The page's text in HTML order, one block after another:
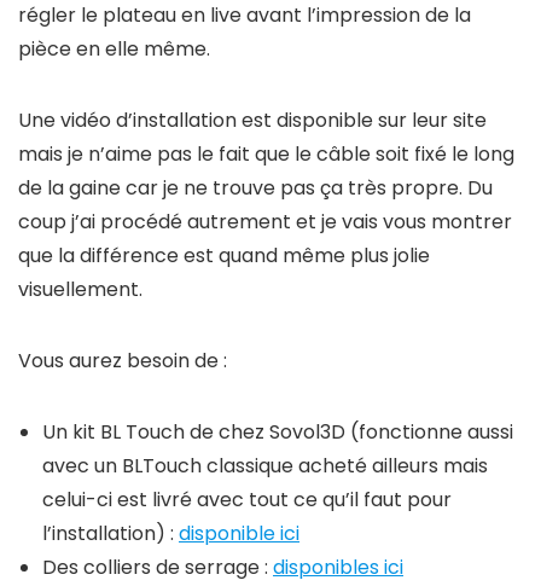
régler le plateau en live avant l’impression de la
pièce en elle même.
Une vidéo d’installation est disponible sur leur site
mais je n’aime pas le fait que le câble soit fixé le long
de la gaine car je ne trouve pas ça très propre. Du
coup j’ai procédé autrement et je vais vous montrer
que la différence est quand même plus jolie
visuellement.
Vous aurez besoin de :
Un kit BL Touch de chez Sovol3D (fonctionne aussi
avec un BLTouch classique acheté ailleurs mais
celui-ci est livré avec tout ce qu’il faut pour
l’installation) : disponible ici
Des colliers de serrage : disponibles ici